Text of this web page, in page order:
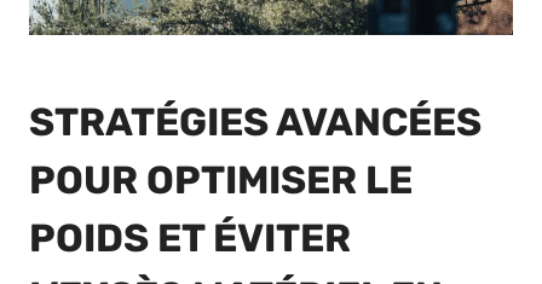
STRATÉGIES AVANCÉES
POUR OPTIMISER LE
POIDS ET ÉVITER